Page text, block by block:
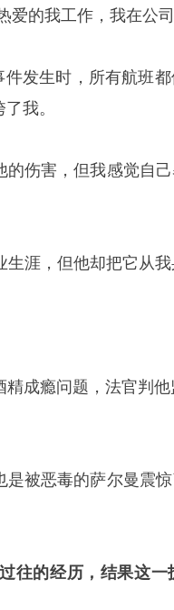
的我工作，我在公司
发生时，所有航班都
我。
伤害，但我感觉自
涯，但他却把它从我
成瘾问题，法官判
被恶毒的萨尔曼震
往的经历，结果这